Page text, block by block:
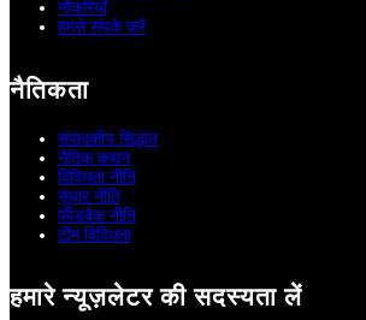
नौकरियाँ
हमसे संपर्क करें
नैतिकता
संपादकीय सिद्धांत
नैतिक कथन
विविधता नीति
सुधार नीति
फीडबैक नीति
टीम विविधता
हमारे न्यूज़लेटर की सदस्यता लें